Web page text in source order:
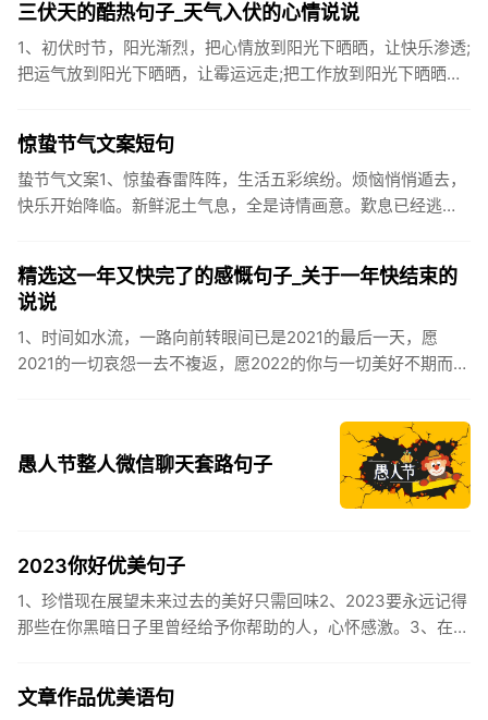
三伏天的酷热句子_天气入伏的心情说说
1、初伏时节，阳光渐烈，把心情放到阳光下晒晒，让快乐渗透;
把运气放到阳光下晒晒，让霉运远走;把工作放到阳光下晒晒，
惊蛰节气文案短句
蛰节气文案1、惊蛰春雷阵阵，生活五彩缤纷。烦恼悄悄遁去，
快乐开始降临。新鲜泥土气息，全是诗情画意。歎息已经逃
精选这一年又快完了的感慨句子_关于一年快结束的
说说
1、时间如水流，一路向前转眼间已是2021的最后一天，愿
2021的一切哀怨一去不複返，愿2022的你与一切美好不期而
愚人节整人微信聊天套路句子
2023你好优美句子
1、珍惜现在展望未来过去的美好只需回味2、2023要永远记得
那些在你黑暗日子里曾经给予你帮助的人，心怀感激。3、在苦
文章作品优美语句